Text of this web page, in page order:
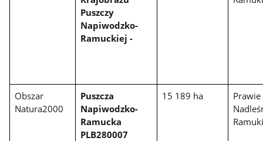
Puszczy
Napiwodzko-
Ramuckiej -
Obszar
Natura2000
Puszcza
Napiwodzko-
Ramucka
PLB280007
15 189 ha
Prawie